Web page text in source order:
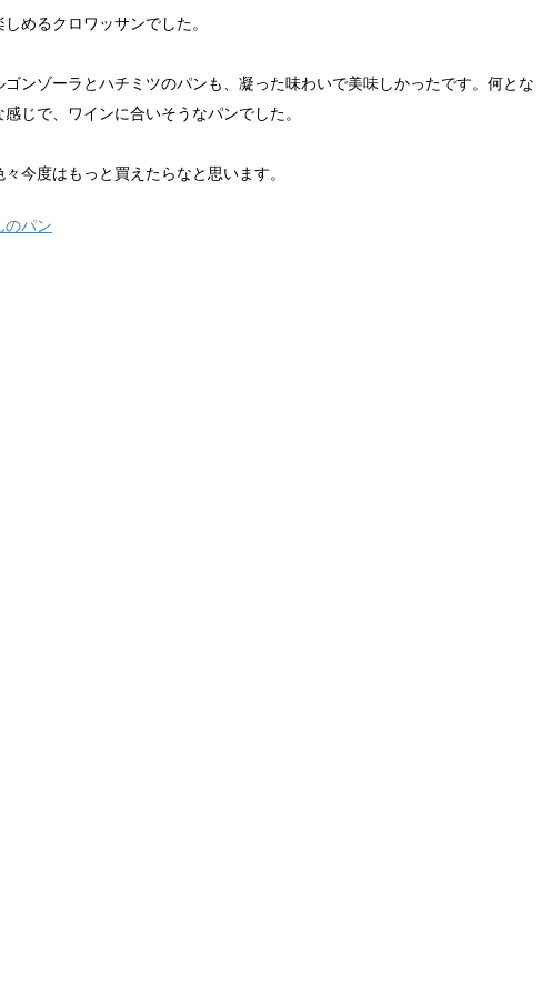
めるクロワッサンでした。
ゴンゾーラとハチミツのパンも、凝った味わいで美味しかったです。何とな
感じで、ワインに合いそうなパンでした。
今度はもっと買えたらなと思います。
のパン